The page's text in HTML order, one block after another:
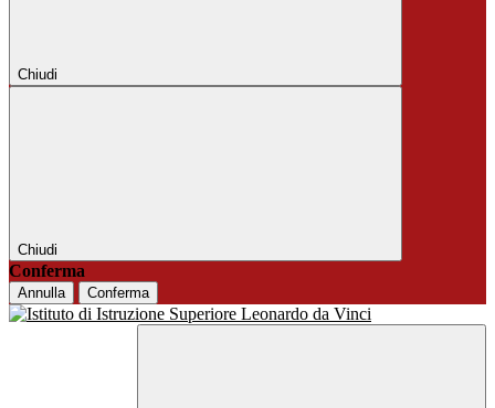
Chiudi
Chiudi
Conferma
Annulla Conferma